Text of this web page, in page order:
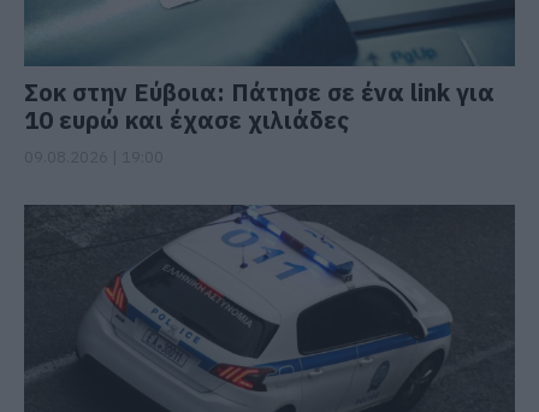
Σοκ στην Εύβοια: Πάτησε σε ένα link για
10 ευρώ και έχασε χιλιάδες